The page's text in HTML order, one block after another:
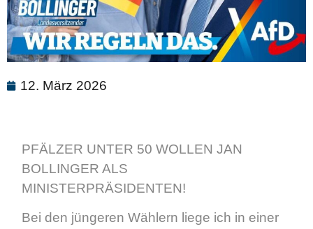
12. März 2026
PFÄLZER UNTER 50 WOLLEN JAN
BOLLINGER ALS
MINISTERPRÄSIDENTEN!
Bei den jüngeren Wählern liege ich in einer